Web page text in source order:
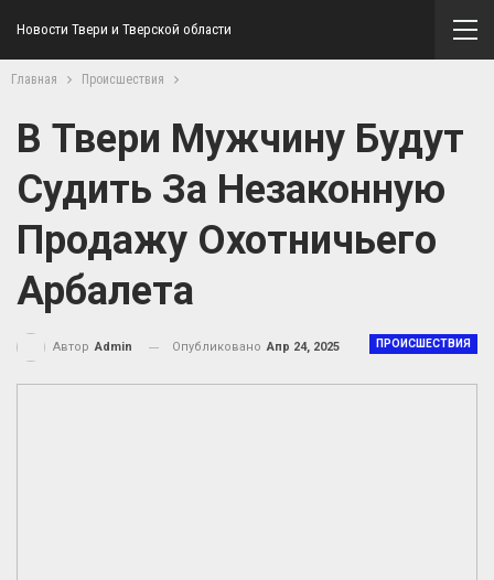
Новости Твери и Тверской области
Главная Происшествия
В Твери Мужчину Будут
Судить За Незаконную
Продажу Охотничьего
Арбалета
ПРОИСШЕСТВИЯ
Автор Admin Опубликовано Апр 24, 2025